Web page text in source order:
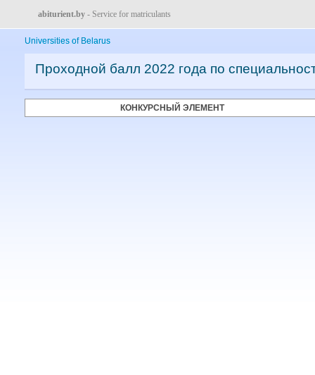
abiturient.by - Service for matriculants
Universities of Belarus
Проходной балл 2022 года по
КОНКУРСНЫЙ ЭЛЕМЕНТ